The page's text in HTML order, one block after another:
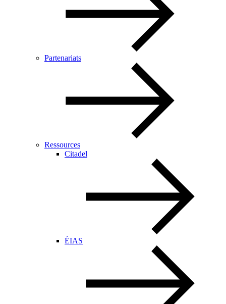
Partenariats
Ressources
Citadel
ÉIAS